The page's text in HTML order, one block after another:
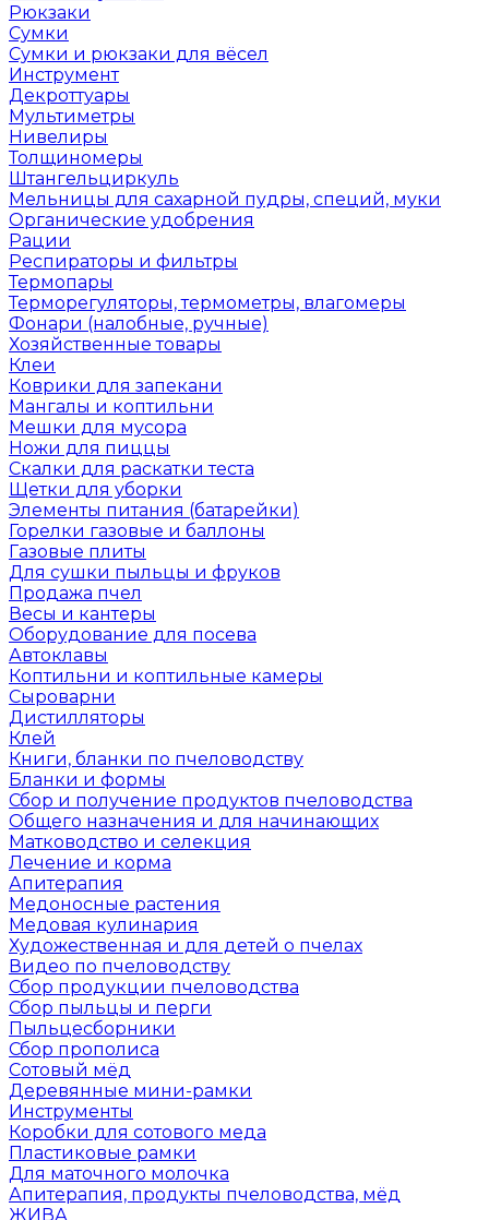
Рюкзаки
Сумки
Сумки и рюкзаки для вёсел
Инструмент
Декроттуары
Мультиметры
Нивелиры
Толщиномеры
Штангельциркуль
Мельницы для сахарной пудры, специй, муки
Органические удобрения
Рации
Респираторы и фильтры
Термопары
Терморегуляторы, термометры, влагомеры
Фонари (налобные, ручные)
Хозяйственные товары
Клеи
Коврики для запекани
Мангалы и коптильни
Мешки для мусора
Ножи для пиццы
Скалки для раскатки теста
Щетки для уборки
Элементы питания (батарейки)
Горелки газовые и баллоны
Газовые плиты
Для сушки пыльцы и фруков
Продажа пчел
Весы и кантеры
Оборудование для посева
Автоклавы
Коптильни и коптильные камеры
Сыроварни
Дистилляторы
Клей
Книги, бланки по пчеловодству
Бланки и формы
Сбор и получение продуктов пчеловодства
Общего назначения и для начинающих
Матководство и селекция
Лечение и корма
Апитерапия
Медоносные растения
Медовая кулинария
Художественная и для детей о пчелах
Видео по пчеловодству
Сбор продукции пчеловодства
Сбор пыльцы и перги
Пыльцесборники
Сбор прополиса
Сотовый мёд
Деревянные мини-рамки
Инструменты
Коробки для сотового меда
Пластиковые рамки
Для маточного молочка
Апитерапия, продукты пчеловодства, мёд
ЖИВА